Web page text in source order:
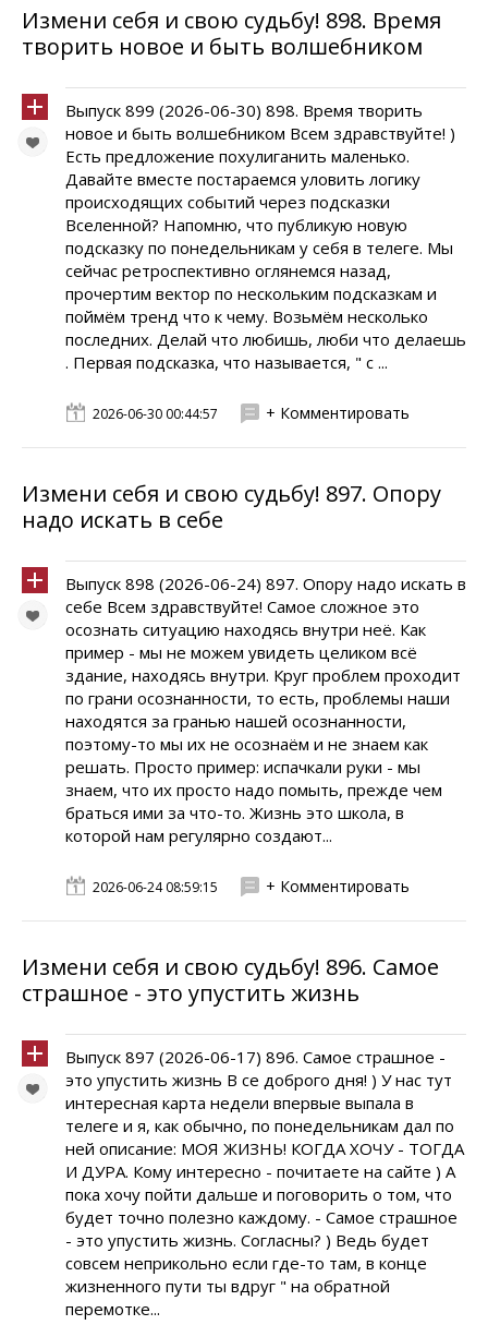
Измени себя и свою судьбу! 898. Время
творить новое и быть волшебником
Выпуск 899 (2026-06-30) 898. Время творить
новое и быть волшебником Всем здравствуйте! )
Есть предложение похулиганить маленько.
Давайте вместе постараемся уловить логику
происходящих событий через подсказки
Вселенной? Напомню, что публикую новую
подсказку по понедельникам у себя в телеге. Мы
сейчас ретроспективно оглянемся назад,
прочертим вектор по нескольким подсказкам и
поймём тренд что к чему. Возьмём несколько
последних. Делай что любишь, люби что делаешь
. Первая подсказка, что называется, " с ...
2026-06-30 00:44:57 + Комментировать
Измени себя и свою судьбу! 897. Опору
надо искать в себе
Выпуск 898 (2026-06-24) 897. Опору надо искать в
себе Всем здравствуйте! Самое сложное это
осознать ситуацию находясь внутри неё. Как
пример - мы не можем увидеть целиком всё
здание, находясь внутри. Круг проблем проходит
по грани осознанности, то есть, проблемы наши
находятся за гранью нашей осознанности,
поэтому-то мы их не осознаём и не знаем как
решать. Просто пример: испачкали руки - мы
знаем, что их просто надо помыть, прежде чем
браться ими за что-то. Жизнь это школа, в
которой нам регулярно создают...
2026-06-24 08:59:15 + Комментировать
Измени себя и свою судьбу! 896. Самое
страшное - это упустить жизнь
Выпуск 897 (2026-06-17) 896. Самое страшное -
это упустить жизнь В се доброго дня! ) У нас тут
интересная карта недели впервые выпала в
телеге и я, как обычно, по понедельникам дал по
ней описание: МОЯ ЖИЗНЬ! КОГДА ХОЧУ - ТОГДА
И ДУРА. Кому интересно - почитаете на сайте ) А
пока хочу пойти дальше и поговорить о том, что
будет точно полезно каждому. - Самое страшное
- это упустить жизнь. Согласны? ) Ведь будет
совсем неприкольно если где-то там, в конце
жизненного пути ты вдруг " на обратной
перемотке...